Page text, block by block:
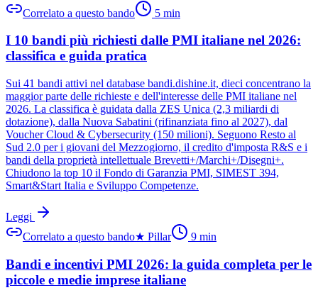
Correlato a questo bando
5 min
I 10 bandi più richiesti dalle PMI italiane nel 2026:
classifica e guida pratica
Sui 41 bandi attivi nel database bandi.dishine.it, dieci concentrano la
maggior parte delle richieste e dell'interesse delle PMI italiane nel
2026. La classifica è guidata dalla ZES Unica (2,3 miliardi di
dotazione), dalla Nuova Sabatini (rifinanziata fino al 2027), dal
Voucher Cloud & Cybersecurity (150 milioni). Seguono Resto al
Sud 2.0 per i giovani del Mezzogiorno, il credito d'imposta R&S e i
bandi della proprietà intellettuale Brevetti+/Marchi+/Disegni+.
Chiudono la top 10 il Fondo di Garanzia PMI, SIMEST 394,
Smart&Start Italia e Sviluppo Competenze.
Leggi
Correlato a questo bando★ Pillar 9 min
Bandi e incentivi PMI 2026: la guida completa per le
piccole e medie imprese italiane